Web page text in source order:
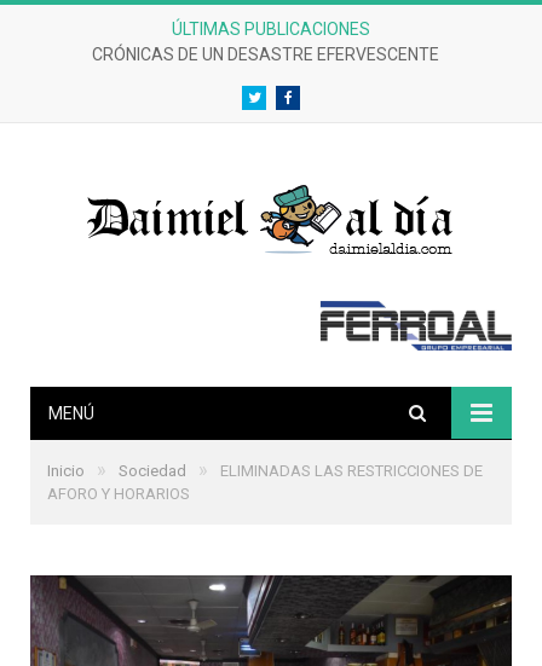
ÚLTIMAS PUBLICACIONES
CRÓNICAS DE UN DESASTRE EFERVESCENTE
TwitterFacebook
MENÚ
Inicio » Sociedad »
ELIMINADAS LAS RESTRICCIONES DE
AFORO Y HORARIOS